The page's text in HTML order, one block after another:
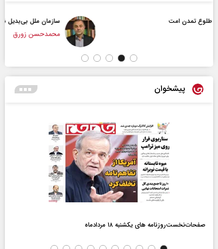
سازمان ملل بی‌بدیل نیست
محمدحسن زورق
پیشخوان
صفحات‌نخست‌روزنامه ها‌ی یکشنبه ۱۸ مردادماه